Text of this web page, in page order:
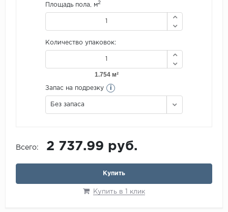
Площадь пола, м2
Количество упаковок:
Запас на подрезку i
Без запаса
Всего: 2 737.99 руб.
Купить
Купить в 1 клик